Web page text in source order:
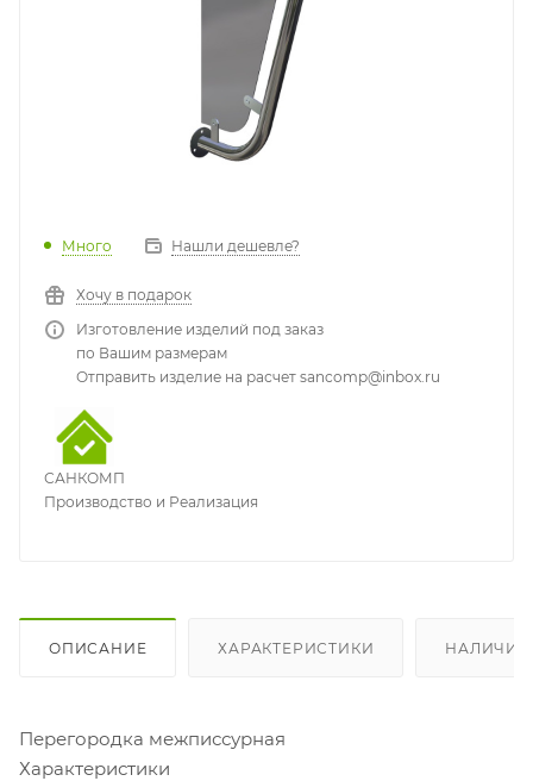
Много Нашли дешевле?
Хочу в подарок
Изготовление изделий под заказ
по Вашим размерам
Отправить изделие на расчет sancomp@inbox.ru
САНКОМП
Производство и Реализация
ОПИСАНИЕ ХАРАКТЕРИСТИКИ НАЛИЧИЕ
Перегородка межписсурная
Характеристики